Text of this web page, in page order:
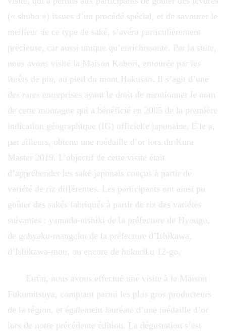
(« shubo ») issues d’un procédé spécial, et de savourer le
meilleur de ce type de saké, s’avéra particulièrement
précieuse, car aussi unique qu’enrichissante. Par la suite,
nous avons visité la Maison Kobori, entourée par les
forêts de pin, au pied du mont Hakusan. Il s’agit d’une
des rares entreprises ayant le droit de mentionner le nom
de cette montagne qui a bénéficié en 2005 de la première
indication géographique (IG) officielle japonaise. Elle a,
par ailleurs, obtenu une médaille d’or lors du Kura
Master 2019. L’objectif de cette visite était
d’appréhender les saké japonais conçus à partir de
variété de riz différentes. Les participants ont ainsi pu
goûter des sakés fabriqués à partir de riz des variétés
suivantes : yamada-nishiki de la préfecture de Hyougo,
de gohyaku-mangoku de la préfecture d’Ishikawa,
d’Ishikawa-mon, ou encore de hokuriku 12-go.
Enfin, nous avons effectué une visite à la Maison
Fukumitsuya, comptant parmi les plus gros producteurs
de la région, et également lauréate d’une médaille d’or
lors de notre précédente édition. La dégustation s’est